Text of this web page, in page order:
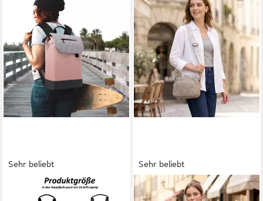
Sehr beliebt
TAN.TOMI
Freizeitrucksack Rucksack
Sehr beliebt
TAN.TOMI
Umhängetasche Damen